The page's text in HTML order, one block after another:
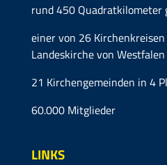
rund 450 Quadratkilometer
einer von 26
Landeskirche von Westfalen
21 Kirchengemeinden in 4
60.000 Mitglieder
LINKS